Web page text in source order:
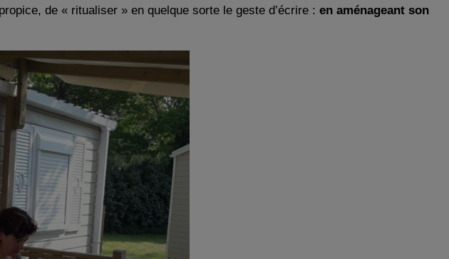
de « ritualiser » en quelque sorte le geste d’écrire : en aménageant son